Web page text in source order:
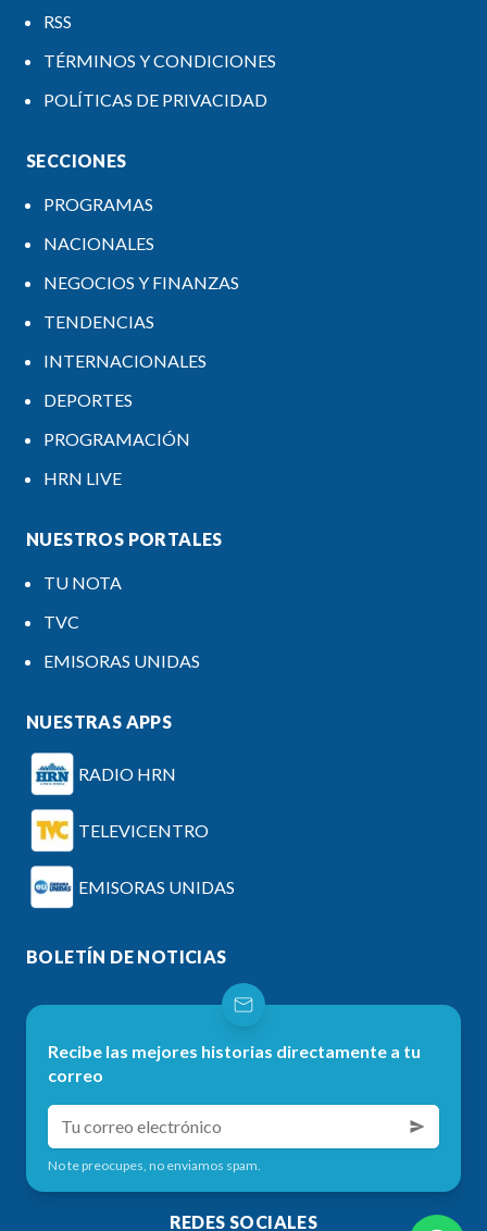
RSS
TÉRMINOS Y CONDICIONES
POLÍTICAS DE PRIVACIDAD
SECCIONES
PROGRAMAS
NACIONALES
NEGOCIOS Y FINANZAS
TENDENCIAS
INTERNACIONALES
DEPORTES
PROGRAMACIÓN
HRN LIVE
NUESTROS PORTALES
TU NOTA
TVC
EMISORAS UNIDAS
NUESTRAS APPS
RADIO HRN
TELEVICENTRO
EMISORAS UNIDAS
BOLETÍN DE NOTICIAS
Recibe las mejores historias directamente a tu
correo
No te preocupes, no enviamos spam.
REDES SOCIALES